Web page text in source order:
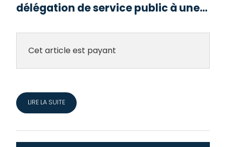
délégation de service public à une...
Cet article est payant
LIRE LA SUITE